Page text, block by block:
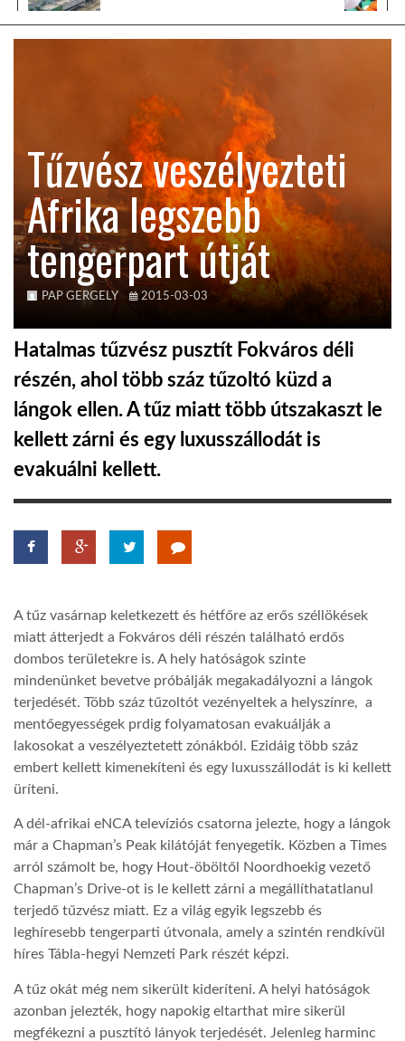
GLOBOTV BP
TROPICALMAGAZIN
GLOBOTV
AFRIKA TUDÁSTÁR
A NAP SZÉPE
LINKTR.EE
GLOBOZSARU
DOBRAVERO.HU
LATIMO.HU
Tűzvész veszélyezteti
Afrika legszebb
tengerpart útját
PAP GERGELY 2015-03-03
Hatalmas tűzvész pusztít Fokváros déli
részén, ahol több száz tűzoltó küzd a
lángok ellen. A tűz miatt több útszakaszt le
kellett zárni és egy luxusszállodát is
evakuálni kellett.
A tűz vasárnap keletkezett és hétfőre az erős széllökések
miatt átterjedt a Fokváros déli részén található erdős
dombos területekre is. A hely hatóságok szinte
mindenünket bevetve próbálják megakadályozni a lángok
terjedését. Több száz tűzoltót vezényeltek a helyszínre, a
mentőegyességek prdig folyamatosan evakuálják a
lakosokat a veszélyeztetett zónákból. Ezidáig több száz
embert kellett kimenekíteni és egy luxusszállodát is ki kellett
üríteni.
A dél-afrikai eNCA televíziós csatorna jelezte, hogy a lángok
már a Chapman’s Peak kilátóját fenyegetik. Közben a Times
arról számolt be, hogy Hout-öböltől Noordhoekig vezető
Chapman’s Drive-ot is le kellett zárni a megállíthatatlanul
terjedő tűzvész miatt. Ez a világ egyik legszebb és
leghíresebb tengerparti útvonala, amely a szintén rendkívül
híres Tábla-hegyi Nemzeti Park részét képzi.
A tűz okát még nem sikerült kideríteni. A helyi hatóságok
azonban jelezték, hogy napokig eltarthat mire sikerül
megfékezni a pusztító lányok terjedését. Jelenleg harminc